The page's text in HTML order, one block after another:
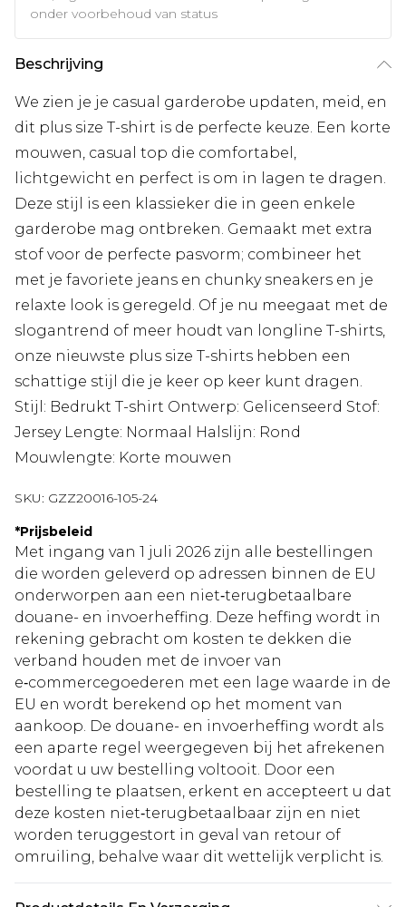
onder voorbehoud van status
Beschrijving
We zien je je casual garderobe updaten, meid, en
dit plus size T-shirt is de perfecte keuze. Een korte
mouwen, casual top die comfortabel,
lichtgewicht en perfect is om in lagen te dragen.
Deze stijl is een klassieker die in geen enkele
garderobe mag ontbreken. Gemaakt met extra
stof voor de perfecte pasvorm; combineer het
met je favoriete jeans en chunky sneakers en je
relaxte look is geregeld. Of je nu meegaat met de
slogantrend of meer houdt van longline T-shirts,
onze nieuwste plus size T-shirts hebben een
schattige stijl die je keer op keer kunt dragen.
Stijl: Bedrukt T-shirt Ontwerp: Gelicenseerd Stof:
Jersey Lengte: Normaal Halslijn: Rond
Mouwlengte: Korte mouwen
SKU: GZZ20016-105-24
*Prijsbeleid
Met ingang van 1 juli 2026 zijn alle bestellingen
die worden geleverd op adressen binnen de EU
onderworpen aan een niet‑terugbetaalbare
douane- en invoerheffing. Deze heffing wordt in
rekening gebracht om kosten te dekken die
verband houden met de invoer van
e‑commercegoederen met een lage waarde in de
EU en wordt berekend op het moment van
aankoop. De douane- en invoerheffing wordt als
een aparte regel weergegeven bij het afrekenen
voordat u uw bestelling voltooit. Door een
bestelling te plaatsen, erkent en accepteert u dat
deze kosten niet‑terugbetaalbaar zijn en niet
worden teruggestort in geval van retour of
omruiling, behalve waar dit wettelijk verplicht is.